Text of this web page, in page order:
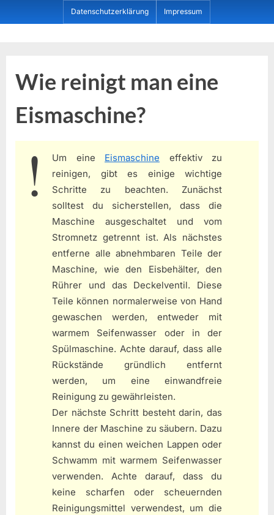
to
Datenschutzerklärung Impressum
Wie reinigt man eine
Eismaschine?
Um eine Eismaschine effektiv zu
reinigen, gibt es einige wichtige
Schritte zu beachten. Zunächst
solltest du sicherstellen, dass die
Maschine ausgeschaltet und vom
Stromnetz getrennt ist. Als nächstes
entferne alle abnehmbaren Teile der
Maschine, wie den Eisbehälter, den
Rührer und das Deckelventil. Diese
Teile können normalerweise von Hand
gewaschen werden, entweder mit
warmem Seifenwasser oder in der
Spülmaschine. Achte darauf, dass alle
Rückstände gründlich entfernt
werden, um eine einwandfreie
Reinigung zu gewährleisten.
Der nächste Schritt besteht darin, das
Innere der Maschine zu säubern. Dazu
kannst du einen weichen Lappen oder
Schwamm mit warmem Seifenwasser
verwenden. Achte darauf, dass du
keine scharfen oder scheuernden
Reinigungsmittel verwendest, um die